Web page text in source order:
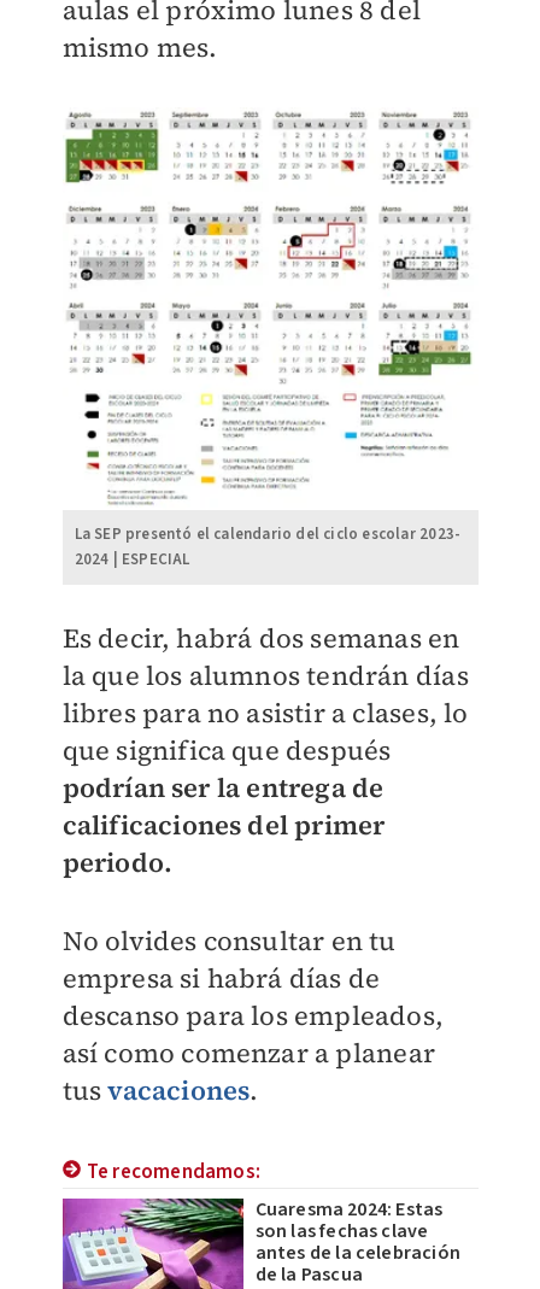
aulas el próximo lunes 8 del
mismo mes.
La SEP presentó el calendario del ciclo escolar 2023-
2024 | ESPECIAL
Es decir, habrá dos semanas en
la que los alumnos tendrán días
libres para no asistir a clases, lo
que significa que después
podrían ser la entrega de
calificaciones del primer
periodo.
No olvides consultar en tu
empresa si habrá días de
descanso para los empleados,
así como comenzar a planear
tusvacaciones.
Te recomendamos:
Cuaresma 2024: Estas
son las fechas clave
antes de la celebración
de la Pascua